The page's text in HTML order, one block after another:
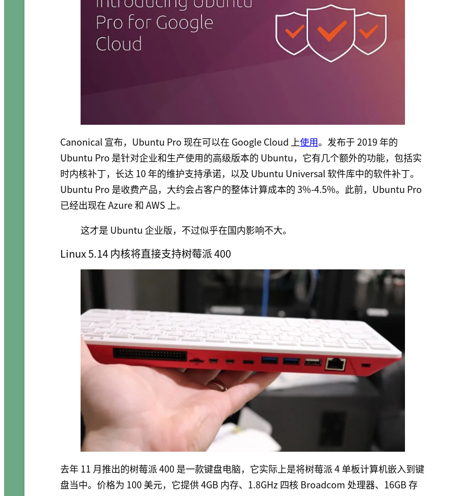
Canonical 宣布，Ubuntu Pro 现在可以在 Google Cloud 上使用。发布于 2019 年的
Ubuntu Pro 是针对企业和生产使用的高级版本的 Ubuntu，它有几个额外的功能，包括实
时内核补丁，长达 10 年的维护支持承诺，以及 Ubuntu Universal 软件库中的软件补丁。
Ubuntu Pro 是收费产品，大约会占客户的整体计算成本的 3%-4.5%。此前，Ubuntu Pro
已经出现在 Azure 和 AWS 上。
这才是 Ubuntu 企业版，不过似乎在国内影响不大。
Linux 5.14 内核将直接支持树莓派 400
去年 11 月推出的树莓派 400 是一款键盘电脑，它实际上是将树莓派 4 单板计算机嵌入到键
盘当中。价格为 100 美元，它提供 4GB 内存、1.8GHz 四核 Broadcom 处理器、16GB 存